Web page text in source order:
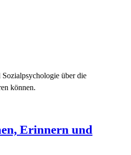
über die
können.
Erinnern und